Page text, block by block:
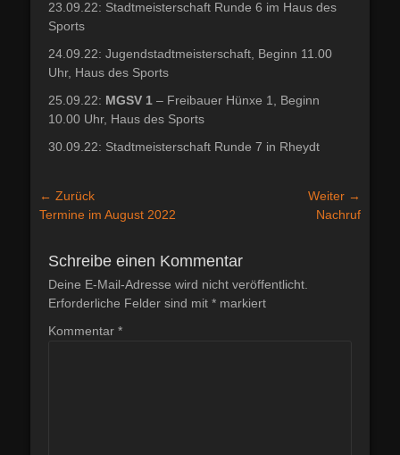
23.09.22: Stadtmeisterschaft Runde 6 im Haus des
Sports
24.09.22: Jugendstadtmeisterschaft, Beginn 11.00
Uhr, Haus des Sports
25.09.22: MGSV 1 – Freibauer Hünxe 1, Beginn
10.00 Uhr, Haus des Sports
30.09.22: Stadtmeisterschaft Runde 7 in Rheydt
Beitragsnavigation
← Zurück
Vorheriger
Termine im August 2022
Weiter →
Nachruf
Schreibe einen Kommentar
Deine E-Mail-Adresse wird nicht veröffentlicht.
Erforderliche Felder sind mit * markiert
Kommentar *